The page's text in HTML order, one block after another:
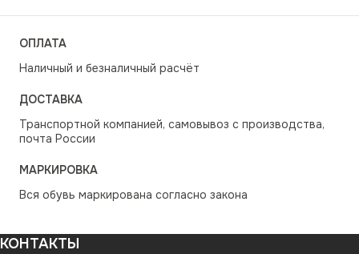
ОПЛАТА
Наличный и безналичный расчёт
ДОСТАВКА
Транспортной компанией, самовывоз с производства,
почта России
МАРКИРОВКА
Вся обувь маркирована согласно закона
КОНТАКТЫ